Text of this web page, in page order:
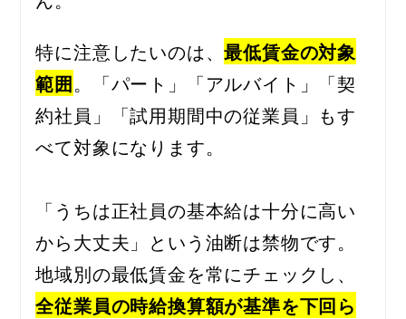
特に注意したいのは、最低賃金の対象
範囲。「パート」「アルバイト」「契
約社員」「試用期間中の従業員」もす
べて対象になります。
「うちは正社員の基本給は十分に高い
から大丈夫」という油断は禁物です。
地域別の最低賃金を常にチェックし、
全従業員の時給換算額が基準を下回ら